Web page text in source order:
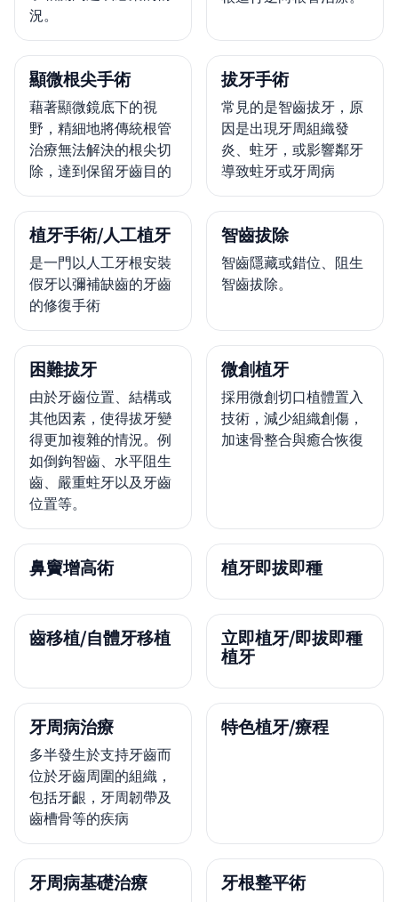
況。
顯微根尖手術
藉著顯微鏡底下的視
野，精細地將傳統根管
治療無法解決的根尖切
除，達到保留牙齒目的
拔牙手術
常見的是智齒拔牙，原
因是出現牙周組織發
炎、蛀牙，或影響鄰牙
導致蛀牙或牙周病
植牙手術/人工植牙
是一門以人工牙根安裝
假牙以彌補缺齒的牙齒
的修復手術
智齒拔除
智齒隱藏或錯位、阻生
智齒拔除。
困難拔牙
由於牙齒位置、結構或
其他因素，使得拔牙變
得更加複雜的情況。例
如倒鉤智齒、水平阻生
齒、嚴重蛀牙以及牙齒
位置等。
微創植牙
採用微創切口植體置入
技術，減少組織創傷，
加速骨整合與癒合恢復
鼻竇增高術 植牙即拔即種
齒移植/自體牙移植
立即植牙/即拔即種
植牙
牙周病治療
多半發生於支持牙齒而
位於牙齒周圍的組織，
包括牙齦，牙周韌帶及
齒槽骨等的疾病
特色植牙/療程
牙周病基礎治療 牙根整平術